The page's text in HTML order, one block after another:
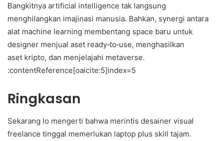
Bangkitnya artificial intelligence tak langsung
menghilangkan imajinasi manusia. Bahkan, synergi antara
alat machine learning membentang space baru untuk
designer menjual aset ready‑to‑use, menghasilkan
aset kripto, dan menjelajahi metaverse.
:contentReference[oaicite:5]index=5
Ringkasan
Sekarang lo mengerti bahwa merintis desainer visual
freelance tinggal memerlukan laptop plus skill tajam.